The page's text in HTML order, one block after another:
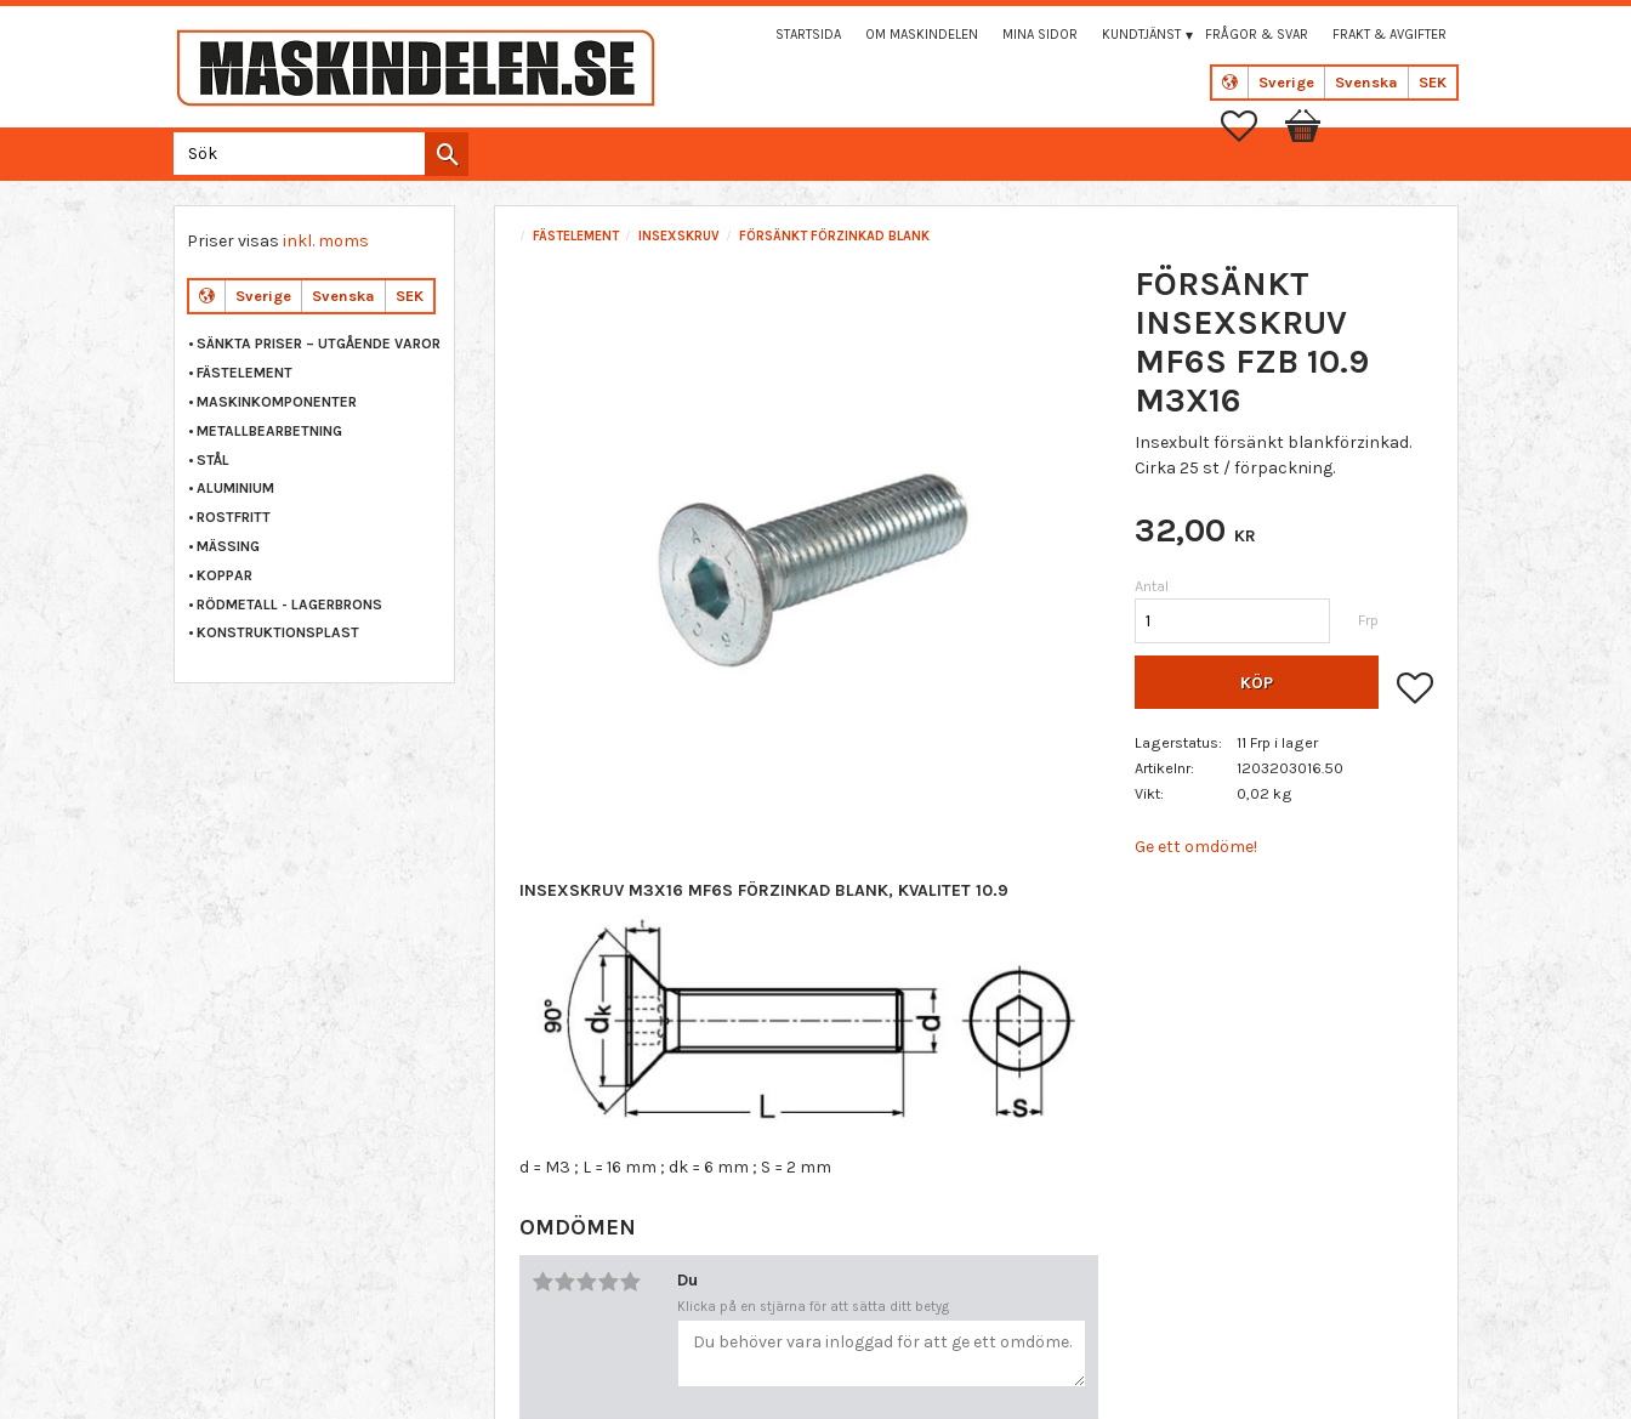
Sverige Svenska SEK
STARTSIDA OM MASKINDELEN MINA SIDOR KUNDTJÄNST FRÅGOR & SVAR FRAKT & AVGIFTER
Favoriter
Kundvagn
FÄSTELEMENT INSEXSKRUV FÖRSÄNKT FÖRZINKAD BLANK
FÖRSÄNKT
INSEXSKRUV
MF6S FZB 10.9
M3X16
Insexbult försänkt blankförzinkad.
Cirka 25 st / förpackning.
32,00 KR
Antal
Frp
KÖP Lägg till i favoriter
Lagerstatus
11 Frp i lager
Artikelnr
1203203016.50
Vikt
0,02 kg
Ge ett omdöme!
INSEXSKRUV M3X16 MF6S FÖRZINKAD BLANK, KVALITET 10.9
d = M3 ; L = 16 mm ; dk = 6 mm ; S = 2 mm
OMDÖMEN
Du
Klicka på en stjärna för att sätta ditt betyg
Priser visas inkl. moms
Sverige Svenska SEK
SÄNKTA PRISER – UTGÅENDE VAROR
FÄSTELEMENT
MASKINKOMPONENTER
METALLBEARBETNING
STÅL
ALUMINIUM
ROSTFRITT
MÄSSING
KOPPAR
RÖDMETALL - LAGERBRONS
KONSTRUKTIONSPLAST